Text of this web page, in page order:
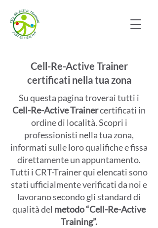
Cell-Re-Active Trainer
certificati nella tua zona
Su questa pagina troverai tutti i
Cell-Re-Active Trainercertificati in
ordine di località. Scopri i
professionisti nella tua zona,
informati sulle loro qualifiche e fissa
direttamente un appuntamento.
Tutti i CRT-Trainer qui elencati sono
stati ufficialmente verificati da noi e
lavorano secondo gli standard di
qualità del metodo “Cell-Re-Active
Training”.